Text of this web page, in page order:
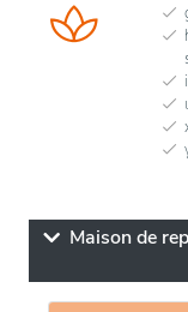
Maison de